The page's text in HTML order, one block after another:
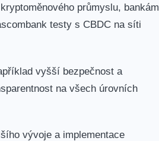
průmyslu, bankám
testy s CBDC na síti
vyšší bezpečnost a
na všech úrovních
vývoje a implementace